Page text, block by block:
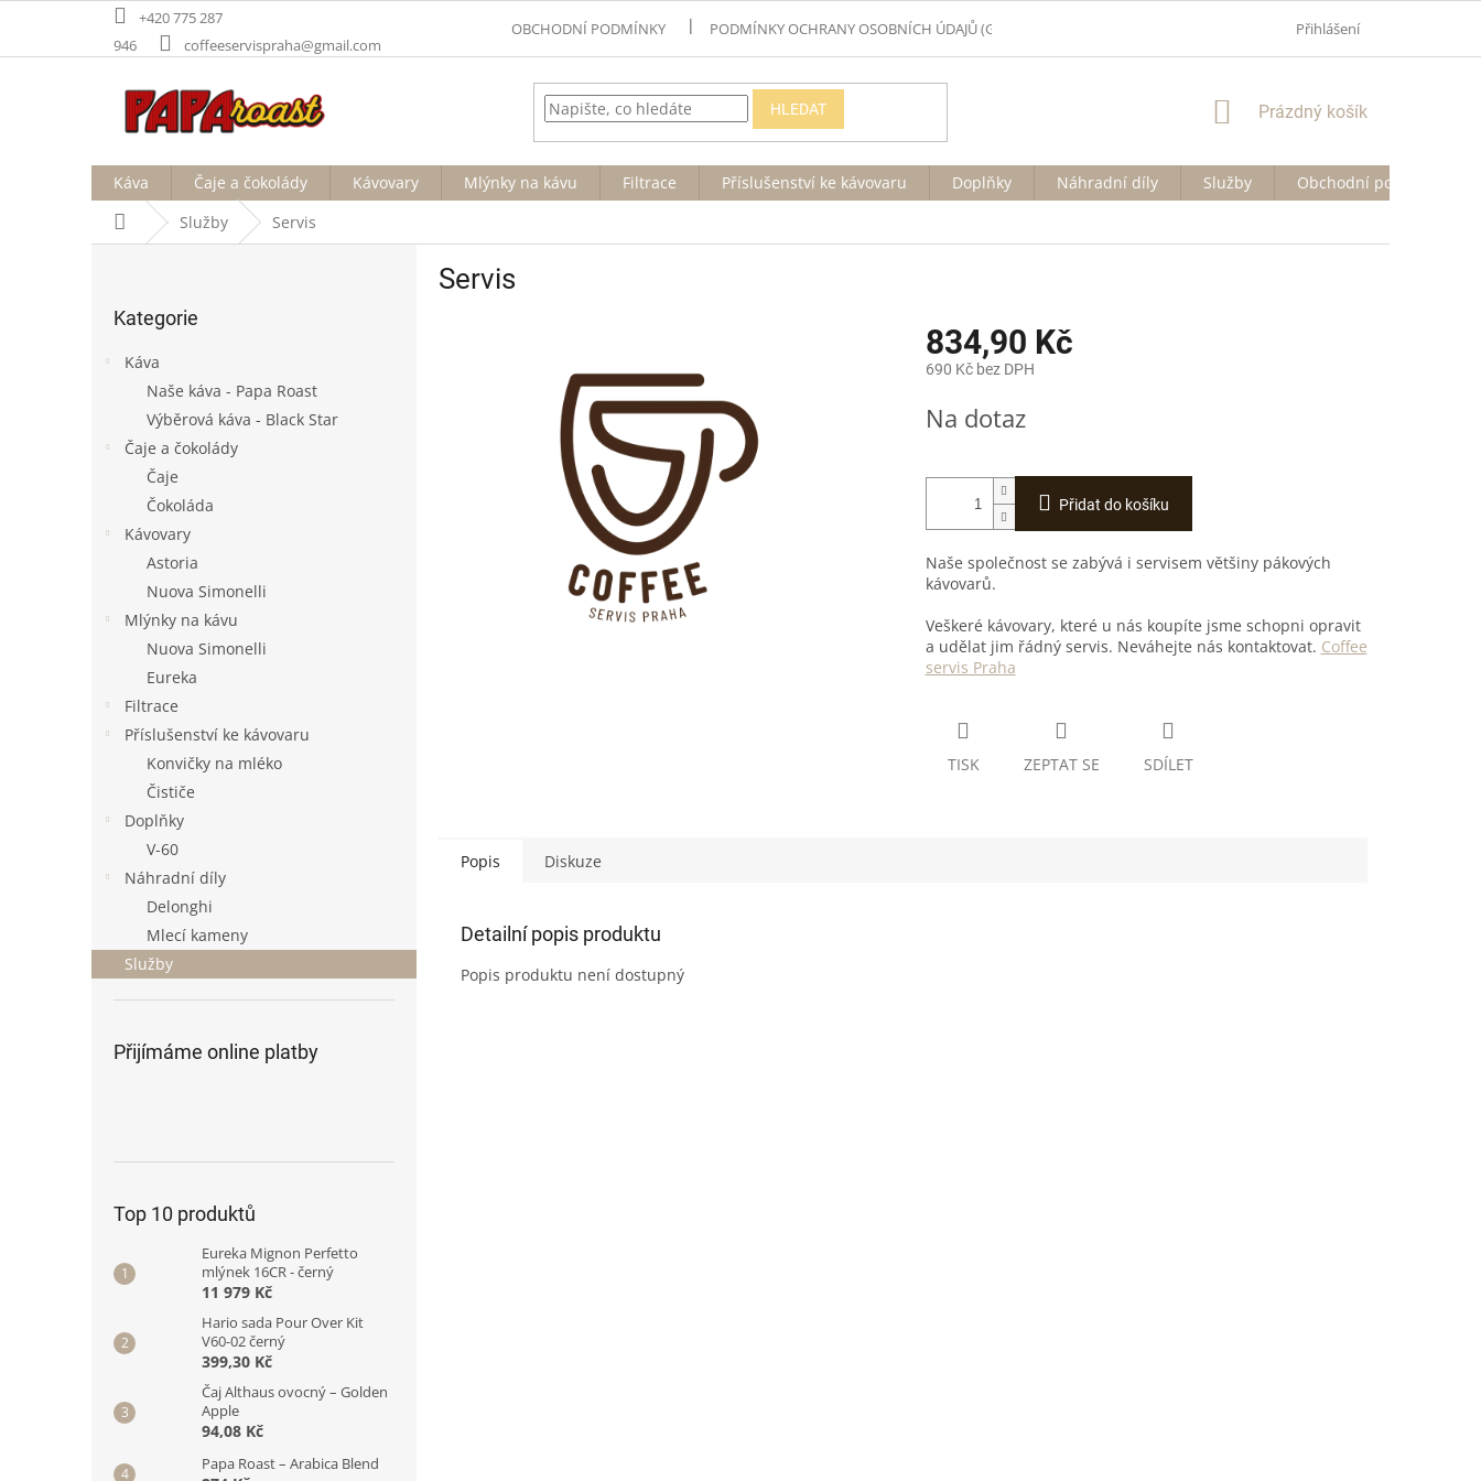
obsah
+420 775 287
946
coffeeservispraha@gmail.com
OBCHODNÍ PODMÍNKY PODMÍNKY OCHRANY OSOBNÍCH ÚDAJŮ (GDPR) Přihlášení
HLEDAT
NÁKUPNÍ
Prázdný košík
Káva Čaje a čokolády Kávovary Mlýnky na kávu Filtrace Příslušenství ke kávovaru Doplňky Náhradní díly Služby
Obchodní podmínky
Domů Služby Servis
kategorie
Kategorie
Káva
Naše káva - Papa Roast
Výběrová káva - Black Star
Čaje a čokolády
Čaje
Čokoláda
Kávovary
Astoria
Nuova Simonelli
Mlýnky na kávu
Nuova Simonelli
Eureka
Filtrace
Příslušenství ke kávovaru
Konvičky na mléko
Čističe
Doplňky
V-60
Náhradní díly
Delonghi
Mlecí kameny
Služby
Přijímáme online platby
Top 10 produktů
Eureka Mignon Perfetto
mlýnek 16CR - černý
11 979 Kč
Hario sada Pour Over Kit
V60-02 černý
399,30 Kč
Čaj Althaus ovocný – Golden
Apple
94,08 Kč
Papa Roast – Arabica Blend
Servis
834,90 Kč
690 Kč bez DPH
cena:
Na dotaz
Přidat do košíku
Naše společnost se zabývá i servisem většiny pákových
kávovarů.
Veškeré kávovary, které u nás koupíte jsme schopni opravit
a udělat jim řádný servis. Neváhejte nás kontaktovat. Coffee
servis Praha
TISK ZEPTAT SE SDÍLET
Popis Diskuze
Detailní popis produktu
Popis produktu není dostupný